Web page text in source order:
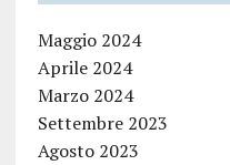
Maggio 2024
Aprile 2024
Marzo 2024
Settembre 2023
Agosto 2023